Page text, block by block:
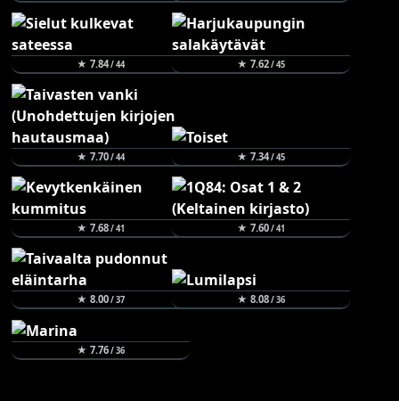
★ 7.84/ 44 ★ 7.62/ 45
★ 7.70/ 44 ★ 7.34/ 45
★ 7.68/ 41 ★ 7.60/ 41
★ 8.00/ 37 ★ 8.08/ 36
★ 7.76/ 36